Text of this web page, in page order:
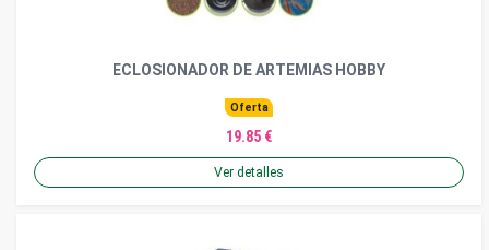
ECLOSIONADOR DE ARTEMIAS HOBBY
Oferta
19.85 €
Ver detalles